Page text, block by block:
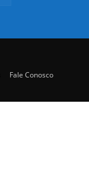
Fale Conosco